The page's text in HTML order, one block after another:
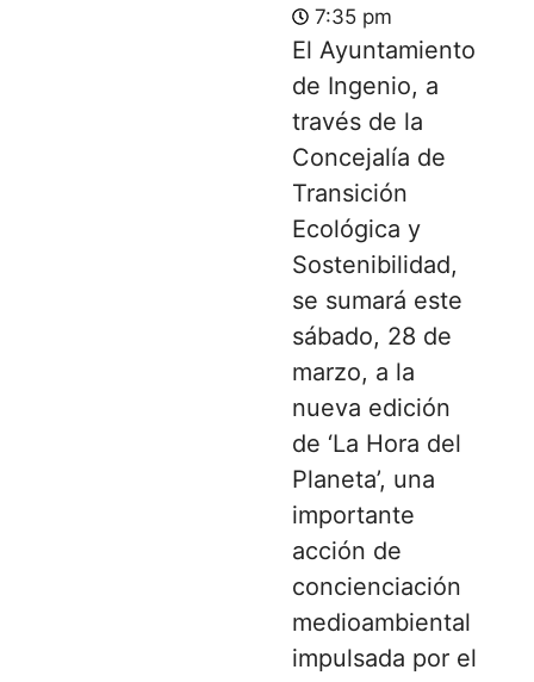
7:35 pm
El Ayuntamiento
de Ingenio, a
través de la
Concejalía de
Transición
Ecológica y
Sostenibilidad,
se sumará este
sábado, 28 de
marzo, a la
nueva edición
de ‘La Hora del
Planeta’, una
importante
acción de
concienciación
medioambiental
impulsada por el